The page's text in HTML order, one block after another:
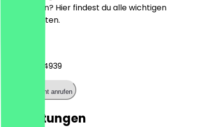
reservieren? Hier findest du alle wichtigen
Kontaktdaten.
+491794314939
Restaurant anrufen
Bewertungen